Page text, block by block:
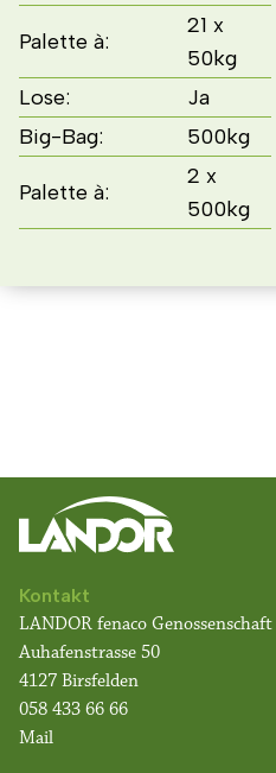
Palette à:
21 x
50kg
Lose:
Ja
Big-Bag:
500kg
Palette à:
2 x
500kg
Kontakt
LANDOR fenaco Genossenschaft
Auhafenstrasse 50
4127 Birsfelden
058 433 66 66
Mail